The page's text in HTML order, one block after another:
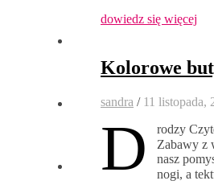
dowiedz się więcej
Kolorowe
sandra / 11 listopada,
D
rodzy
Zabawy z
nasz
nogi, a